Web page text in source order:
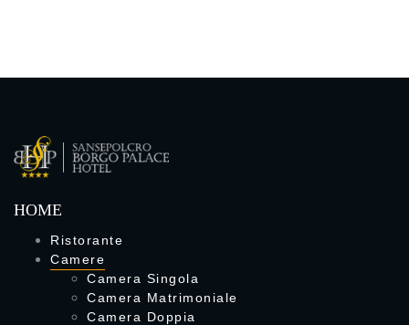
HOME
Ristorante
Camere
Camera Singola
Camera Matrimoniale
Camera Doppia